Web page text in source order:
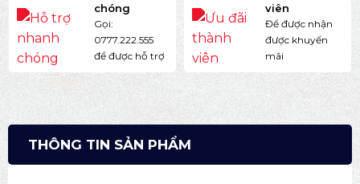
chóng
Gọi:
0777.222.555
để được hỗ trợ
viên
Để được nhận
được khuyến
mãi
THÔNG TIN SẢN PHẨM